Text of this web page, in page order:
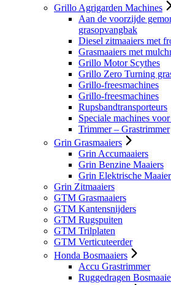
Grillo Agrigarden Machines
Aan de voorzijde
grasopvangbak
Diesel zitmaaiers met
Grasmaaiers met
Grillo Motor Scythes
Grillo Zero Turning
Grillo-freesmachines
Grillo-freesmachines
Rupsbandtransporteurs
Speciale machines
Trimmer – Grastrimmer
Grin Grasmaaiers
Grin Accumaaiers
Grin Benzine Maaiers
Grin Elektrische
Grin Zitmaaiers
GTM Grasmaaiers
GTM Kantensnijders
GTM Rugspuiten
GTM Trilplaten
GTM Verticuteerder
Honda Bosmaaiers
Accu Grastrimmer
Ruggedragen